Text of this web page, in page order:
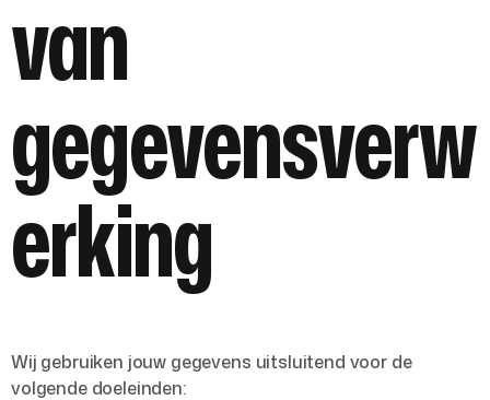
van
gegevensverw
erking
Wij gebruiken jouw gegevens uitsluitend voor de
volgende doeleinden: